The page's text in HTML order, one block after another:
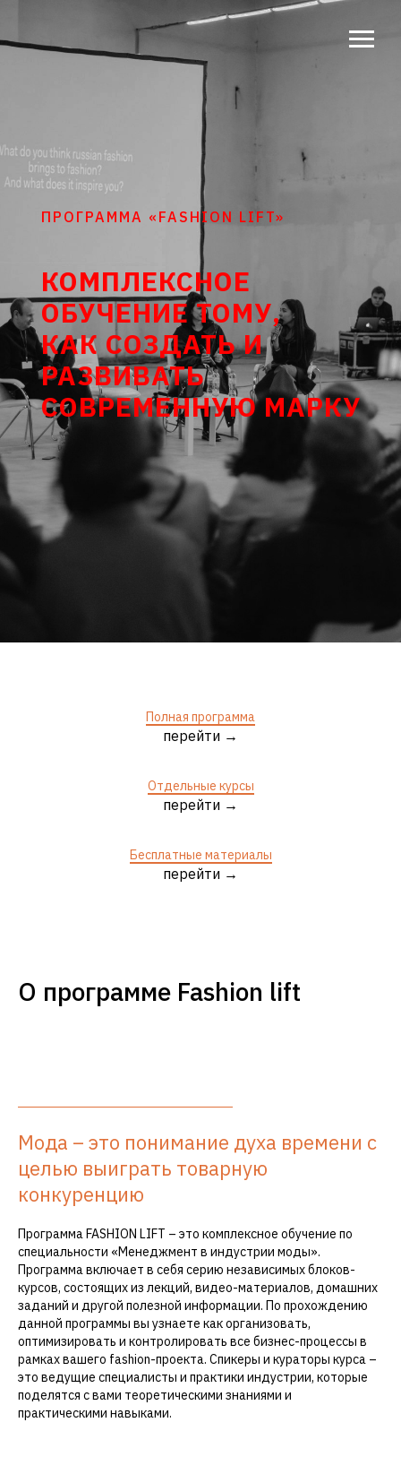
ПРОГРАММА «FASHION LIFT»
КОМПЛЕКСНОЕ
ОБУЧЕНИЕ ТОМУ,
КАК СОЗДАТЬ И
РАЗВИВАТЬ
СОВРЕМЕННУЮ МАРКУ
Полная программа
перейти →
Отдельные курсы
перейти →
Бесплатные материалы
перейти →
О программе Fashion lift
Мода – это понимание духа времени с
целью выиграть товарную
конкуренцию
Программа FASHION LIFT – это комплексное обучение по
специальности «Менеджмент в индустрии моды».
Программа включает в себя серию независимых блоков-
курсов, состоящих из лекций, видео-материалов, домашних
заданий и другой полезной информации. По прохождению
данной программы вы узнаете как организовать,
оптимизировать и контролировать все бизнес-процессы в
рамках вашего fashion-проекта. Спикеры и кураторы курса –
это ведущие специалисты и практики индустрии, которые
поделятся с вами теоретическими знаниями и
практическими навыками.